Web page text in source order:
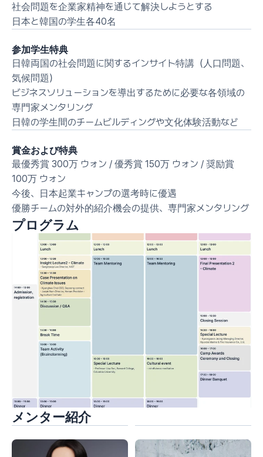
社会問題を企業家精神を通じて解決しようとする
日本と韓国の学生各40名
参加学生特典
日韓両国の社会問題に関するインサイト特講（人口問題、
気候問題）
ビジネスソリューションを導出するために必要な各領域の
専門家メンタリング
日韓の学生間のチームビルディングや文化体験活動など
賞金および特典
最優秀賞 300万 ウォン / 優秀賞 150万 ウォン / 奨励賞
100万 ウォン
今後、日本起業キャンプの選考時に優遇
優勝チームの対外的紹介機会の提供、専門家メンタリング
プログラム
メンター紹介